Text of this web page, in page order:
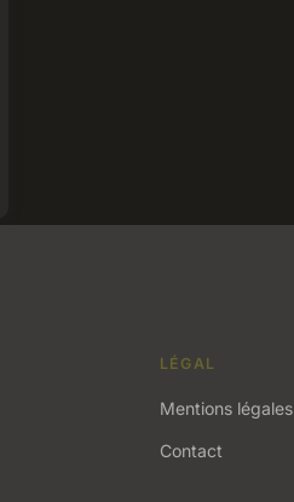
LÉGAL
Mentions légales
Contact